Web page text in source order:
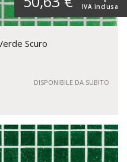
IVA inclusa
Scuro
DISPONIBILE DA SUBITO